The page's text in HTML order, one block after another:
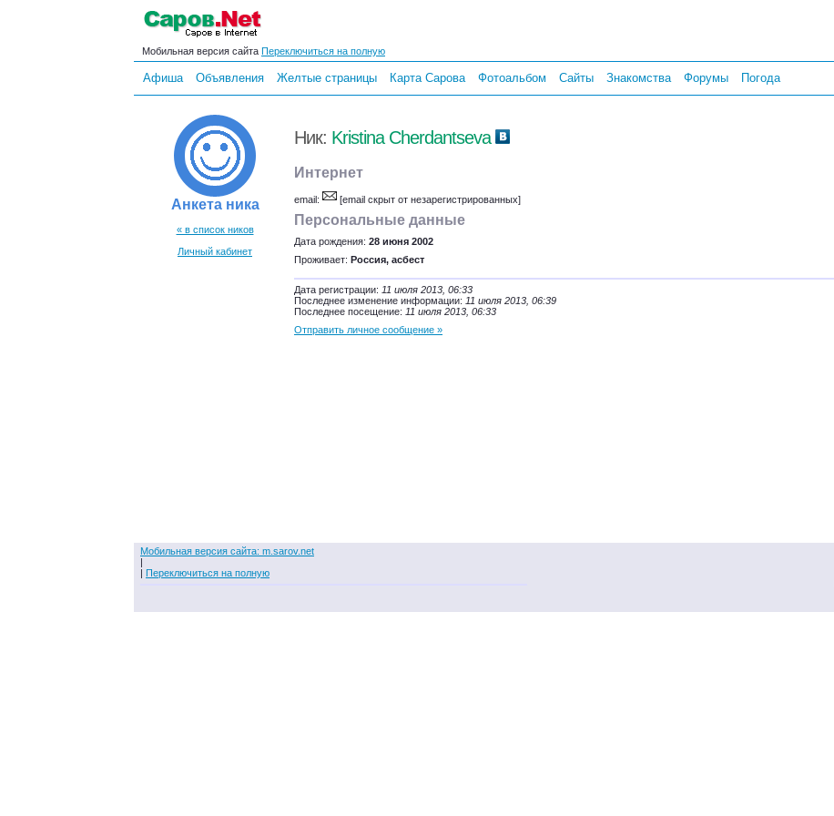
Мобильная версия сайта Переключиться на полную
Афиша Объявления Желтые страницы Карта Сарова Фотоальбом Сайты Знакомства Форумы Погода
Анкета ника
« в список ников
Личный кабинет
Ник: Kristina Cherdantseva
Интернет
email: [email скрыт от незарегистрированных]
Персональные данные
Дата рождения: 28 июня 2002
Проживает: Россия, асбест
Дата регистрации: 11 июля 2013, 06:33
Последнее изменение информации: 11 июля 2013, 06:39
Последнее посещение: 11 июля 2013, 06:33
Отправить личное сообщение »
Мобильная версия сайта: m.sarov.net
|
| Переключиться на полную